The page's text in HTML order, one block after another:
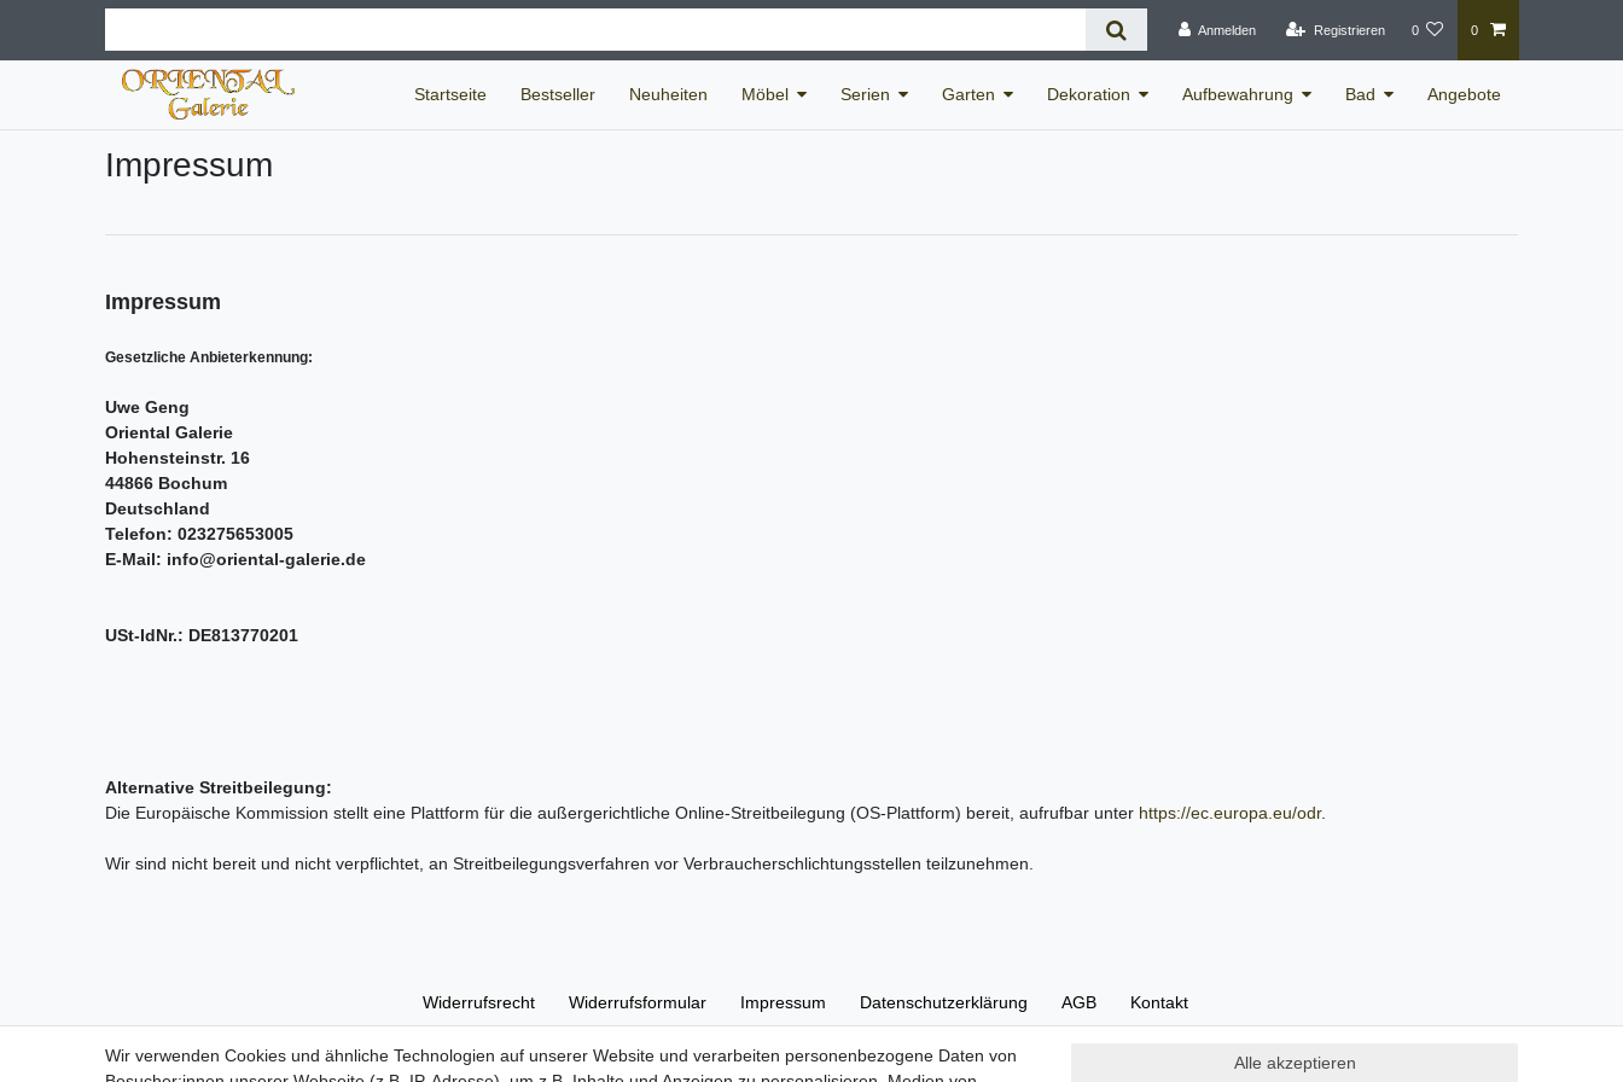
Anmelden Registrieren 0 0
Startseite Bestseller Neuheiten Möbel Serien Garten Dekoration Aufbewahrung Bad Angebote
Impressum
Impressum
Gesetzliche Anbieterkennung:
Uwe Geng
Oriental Galerie
Hohensteinstr. 16
44866 Bochum
Deutschland
Telefon: 023275653005
E-Mail: info@oriental-galerie.de
USt-IdNr.: DE813770201
Alternative Streitbeilegung:
Die Europäische Kommission stellt eine Plattform für die außergerichtliche Online-Streitbeilegung (OS-Plattform) bereit, aufrufbar unter https://ec.europa.eu/odr.
Wir sind nicht bereit und nicht verpflichtet, an Streitbeilegungsverfahren vor Verbraucherschlichtungsstellen teilzunehmen.
Widerrufs­recht Widerrufs­formular Impressum Daten­schutz­erklärung AGB Kontakt
Wir verwenden Cookies und ähnliche Technologien auf unserer Website und verarbeiten personenbezogene Daten von
Alle akzeptieren